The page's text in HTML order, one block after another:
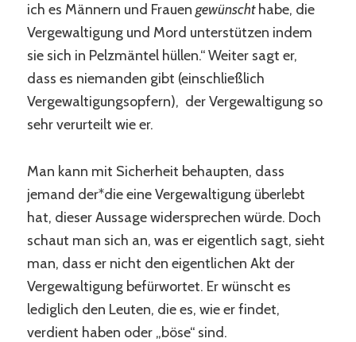
ich es Männern und Frauengewünschthabe, die
Vergewaltigung und Mord unterstützen indem
sie sich in Pelzmäntel hüllen.“ Weiter sagt er,
dass es niemanden gibt (einschließlich
Vergewaltigungsopfern), der Vergewaltigung so
sehr verurteilt wie er.
Man kann mit Sicherheit behaupten, dass
jemand der*die eine Vergewaltigung überlebt
hat, dieser Aussage widersprechen würde. Doch
schaut man sich an, was er eigentlich sagt, sieht
man, dass er nicht den eigentlichen Akt der
Vergewaltigung befürwortet. Er wünscht es
lediglich den Leuten, die es, wie er findet,
verdient haben oder „böse“ sind.